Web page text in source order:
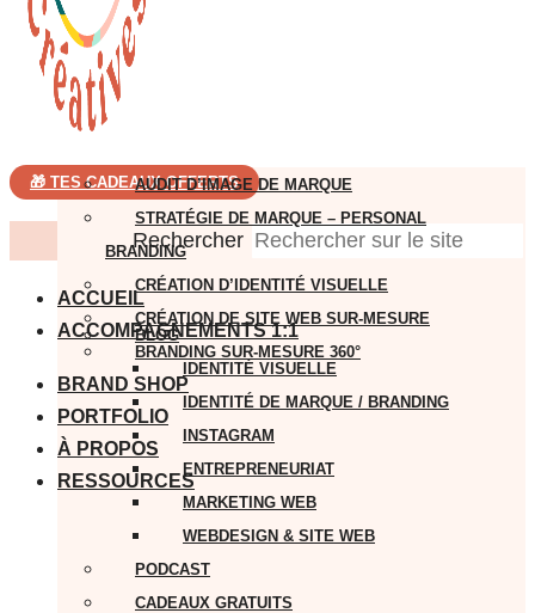
🎁 TES CADEAUX OFFERTS
Rechercher
ACCUEIL
ACCOMPAGNEMENTS 1:1
AUDIT D’IMAGE DE MARQUE
STRATÉGIE DE MARQUE – PERSONAL
BRANDING
CRÉATION D’IDENTITÉ VISUELLE
CRÉATION DE SITE WEB SUR-MESURE
BRANDING SUR-MESURE 360°
BRAND SHOP
PORTFOLIO
À PROPOS
RESSOURCES
BLOG
IDENTITÉ VISUELLE
IDENTITÉ DE MARQUE / BRANDING
INSTAGRAM
ENTREPRENEURIAT
MARKETING WEB
WEBDESIGN & SITE WEB
PODCAST
CADEAUX GRATUITS